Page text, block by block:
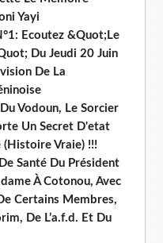
Yayi
Ecoutez &Quot;Le
Du Jeudi 20 Juin
De La
Vodoun, Le Sorcier
Un Secret D'etat
(Histoire Vraie) !!!
Santé Du Président
À Cotonou, Avec
Certains Membres,
De L’a.f.d. Et Du